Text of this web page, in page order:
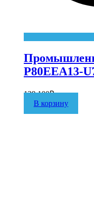
P80EEA13-
129 100₽
В корзину